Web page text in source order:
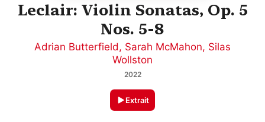
Leclair: Violin Sonatas, Op. 5
Nos. 5-8
Adrian Butterfield, Sarah McMahon, Silas
Wollston
2022
Extrait